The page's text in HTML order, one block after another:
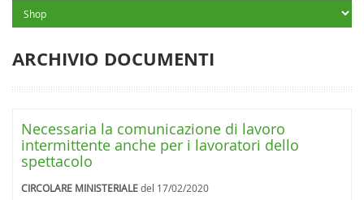
ARCHIVIO DOCUMENTI
Necessaria la comunicazione di lavoro
intermittente anche per i lavoratori dello
spettacolo
CIRCOLARE MINISTERIALEdel 17/02/2020